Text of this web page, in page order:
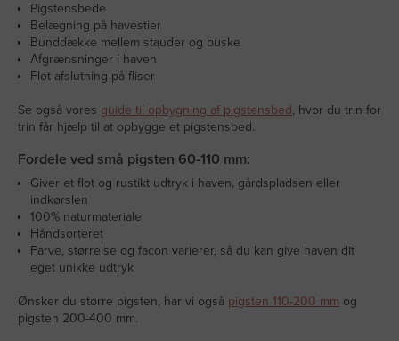
Pigstensbede
Belægning på havestier
Bunddække mellem stauder og buske
Afgrænsninger i haven
Flot afslutning på fliser
Se også vores guide til opbygning af pigstensbed, hvor du trin for
trin får hjælp til at opbygge et pigstensbed.
Fordele ved små pigsten 60-110 mm:
Giver et flot og rustikt udtryk i haven, gårdspladsen eller
indkørslen
100% naturmateriale
Håndsorteret
Farve, størrelse og facon varierer, så du kan give haven dit
eget unikke udtryk
Ønsker du større pigsten, har vi også pigsten 110-200 mm og
pigsten 200-400 mm.